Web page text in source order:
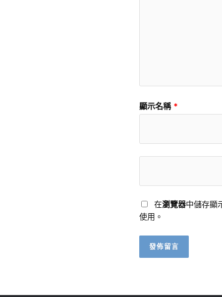
顯示名稱 *
在瀏覽器中儲存顯
使用。